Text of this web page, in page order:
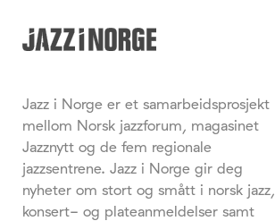
Jazz i Norge er et samarbeidsprosjekt
mellom Norsk jazzforum, magasinet
Jazznytt og de fem regionale
jazzsentrene. Jazz i Norge gir deg
nyheter om stort og smått i norsk jazz,
konsert- og plateanmeldelser samt